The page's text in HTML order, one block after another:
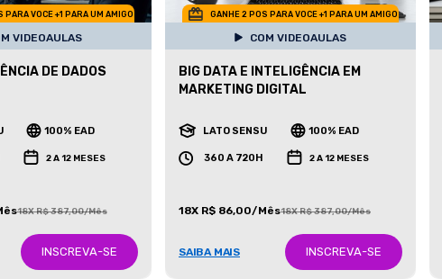
PARA VOCE +1 PARA UM AMIGO
VIDEOAULAS
DE DADOS
100% EAD
2 A 12 MESES
18X R$ 387,00/Mês
INSCREVA-SE
GANHE 2 POS PARA VOCE +1 PARA UM AMIGO
COM VIDEOAULAS
BIG DATA E INTELIGÊNCIA EM
MARKETING DIGITAL
LATO SENSU 100% EAD
360 A 720H 2 A 12 MESES
18X R$ 86,00/Mês18X R$ 387,00/Mês
SAIBA MAIS INSCREVA-SE